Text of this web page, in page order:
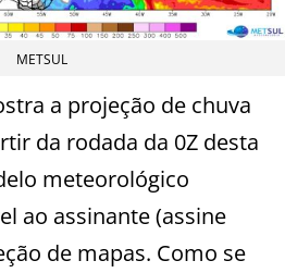
METSUL
a projeção de chuva
da rodada da 0Z desta
meteorológico
ao assinante (assine
de mapas. Como se